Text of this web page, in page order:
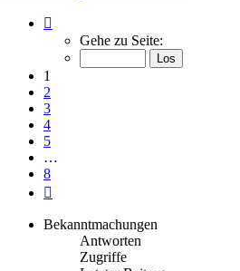
von
Gehe zu Seite:
1
2
3
4
5
…
8
Bekanntmachungen
Antworten
Zugriffe